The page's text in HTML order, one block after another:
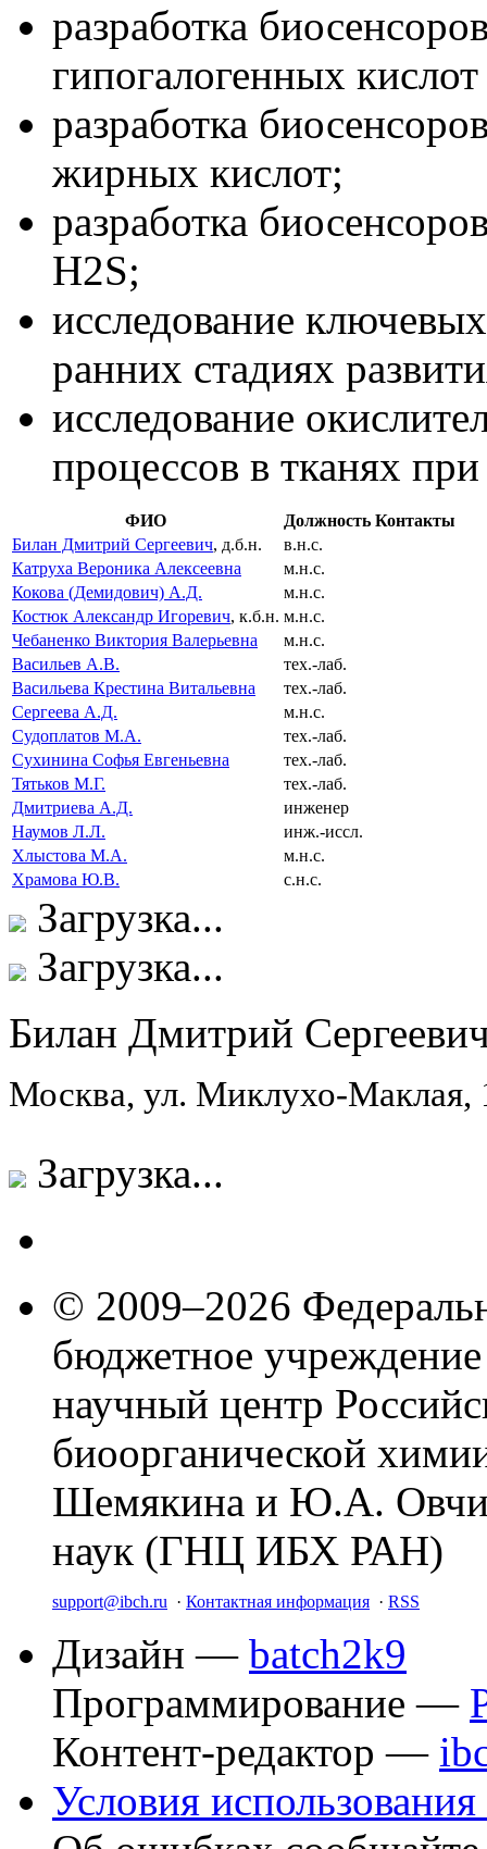
разработка
гипогалогенных
разработка
жирных кислот;
разработка
Н2S;
исследование
ранних стадиях
исследование
процессов в тканях
ФИО Должность Контакты
Билан Дмитрий Сергеевич, д.б.н.
в.н.с.
Катруха Вероника Алексеевна
м.н.с.
Кокова (Демидович) А.Д.
м.н.с.
Костюк Александр Игоревич, к.б.н. м.н.с.
Чебаненко Виктория Валерьевна
м.н.с.
Васильев А.В.
тех.-лаб.
Васильева Крестина Витальевна
тех.-лаб.
Сергеева А.Д.
м.н.с.
Судоплатов М.А.
тех.-лаб.
Сухинина Софья Евгеньевна
тех.-лаб.
Тятьков М.Г.
тех.-лаб.
Дмитриева А.Д.
инженер
Наумов Л.Л.
инж.-иссл.
Хлыстова М.А.
м.н.с.
Храмова Ю.В.
с.н.с.
Загрузка...
Загрузка...
Билан Дмитрий
Москва, ул. Миклухо-
Загрузка...
© 2009–2026
бюджетное
научный центр
биоорганической
Шемякина и Ю.А.
наук (ГНЦ ИБХ РАН)
support@ibch.ru · Контактная информация · RSS
Дизайн — batch2k9
Программирование —
Контент-редактор —
Условия использования